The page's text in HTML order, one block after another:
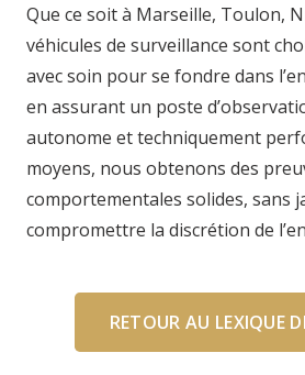
Que ce soit à Marseille, Toulon,
véhicules de surveillance sont
avec soin pour se fondre dans
en assurant un poste
autonome et techniquement
moyens, nous obtenons des
comportementales solides, sans
compromettre la discrétion de
RETOUR AU LEXIQUE